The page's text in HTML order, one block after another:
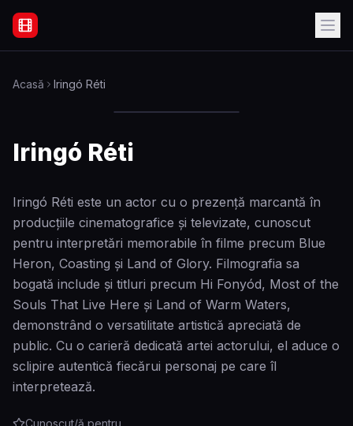
Filme Online Subtitrate - Acasă
Acasă Iringó Réti
Iringó Réti
Iringó Réti este un actor cu o prezență marcantă în
producțiile cinematografice și televizate, cunoscut
pentru interpretări memorabile în filme precum Blue
Heron, Coasting și Land of Glory. Filmografia sa
bogată include și titluri precum Hi Fonyód, Most of the
Souls That Live Here și Land of Warm Waters,
demonstrând o versatilitate artistică apreciată de
public. Cu o carieră dedicată artei actorului, el aduce o
sclipire autentică fiecărui personaj pe care îl
interpretează.
Cunoscut/ă pentru